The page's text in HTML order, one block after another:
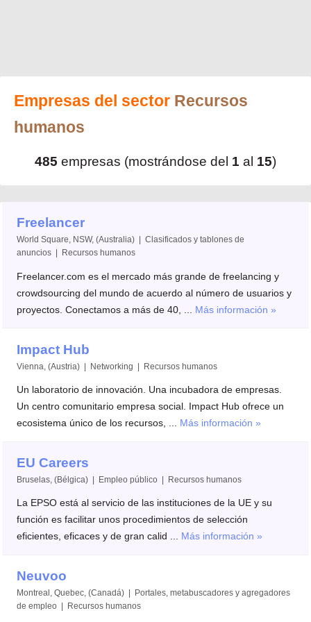
Empresas del sector Recursos
humanos
485 empresas (mostrándose del 1 al 15)
Freelancer
World Square, NSW, (Australia) | Clasificados y tablones de
anuncios | Recursos humanos
Freelancer.com es el mercado más grande de freelancing y
crowdsourcing del mundo de acuerdo al número de usuarios y
proyectos. Conectamos a más de 40, ... Más información »
Impact Hub
Vienna, (Austria) | Networking | Recursos humanos
Un laboratorio de innovación. Una incubadora de empresas.
Un centro comunitario empresa social. Impact Hub ofrece un
ecosistema único de los recursos, ... Más información »
EU Careers
Bruselas, (Bélgica) | Empleo público | Recursos humanos
La EPSO está al servicio de las instituciones de la UE y su
función es facilitar unos procedimientos de selección
eficientes, eficaces y de gran calid ... Más información »
Neuvoo
Montreal, Quebec, (Canadá) | Portales, metabuscadores y agregadores
de empleo | Recursos humanos